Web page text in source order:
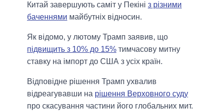
Китай завершують саміт у Пекіні з різними
баченнями майбутніх відносин.
Як відомо, у лютому Трамп заявив, що
підвищить з 10% до 15% тимчасову митну
ставку на імпорт до США з усіх країн.
Відповідне рішення Трамп ухвалив
відреагувавши на рішення Верховного суду
про скасування частини його глобальних мит.